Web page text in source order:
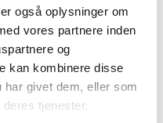
også oplysninger om
vores partnere inden
og
kan kombinere disse
har givet dem, eller som
tjenester.
her.
for yoga med Anita på
og høre om
Så